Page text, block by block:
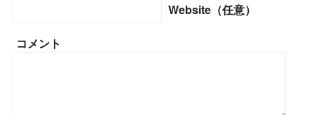
Website（任意）
コメント